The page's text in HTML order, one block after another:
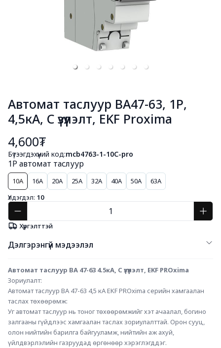
Автомат таслуур ВА47-63, 1Р,
4,5кА, C үзүүлэлт, EKF Proxima
4,600₮
Бүтээгдэхүүний код:mcb4763-1-10C-pro
1P автомат таслуур
10A 16A 20A 25A 32A 40A 50A
63A
Үлдэгдэл: 10
Хүргэлттэй
Дэлгэрэнгүй мэдээлэл
Автомат таслуур ВА 47-63 4.5кА, С үзүүлэлт, EKF PROxima
Зориулалт:
Автомат таслуур ВА 47-63 4,5 кА EKF PROxima серийн хамгаалан
таслах төхөөрөмж:
Уг автомат таслуур нь тоног төхөөрөмжийг хэт ачаалал, богино
залгааны гүйдлээс хамгаалан таслах зориулалттай. Орон сууц,
олон нийтийн барилга байгууламж, нийтийн аж ахуй,
үйлдвэрлэлийн газруудад өргөнөөр хэрэглэгддэг.